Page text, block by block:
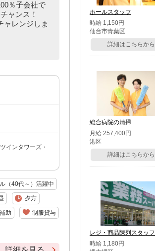
％子会社で
ャンス！
ャレンジしま
インタワーズ・
（40代～）活躍中
夕方
助 制服貸与
ホールスタッフ
時給 1,150円
仙台市青葉区
詳細はこちらから
総合病院の清掃
月給 257,400円
港区
詳細はこちらから
レジ・商品陳列スタッフ
時給 1,180円